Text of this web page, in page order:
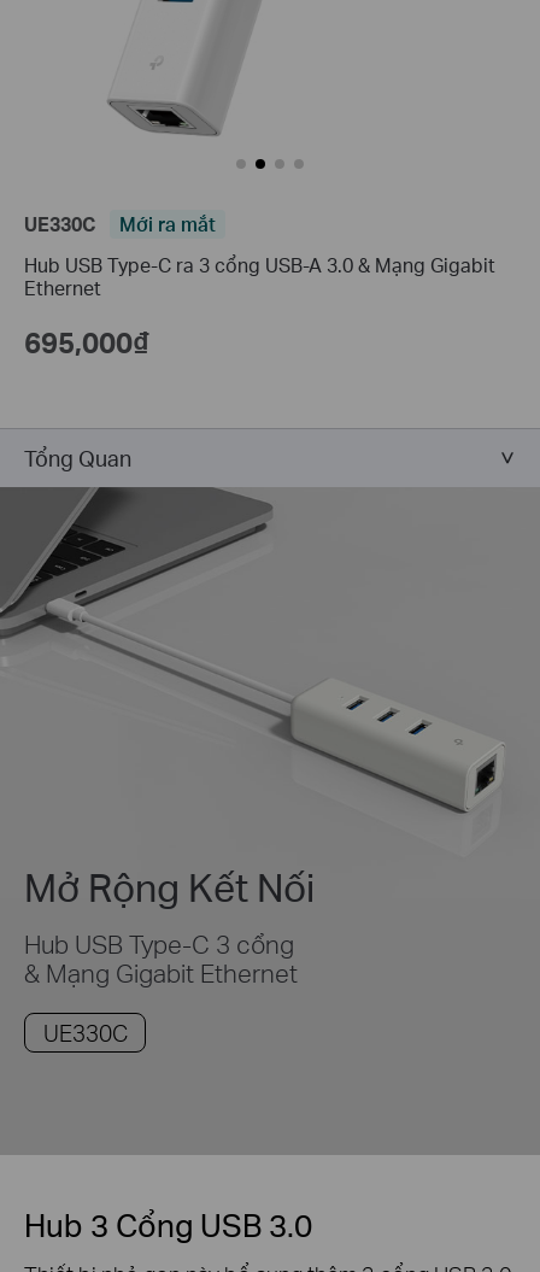
UE330C
Mới ra mắt
Hub USB Type-C ra 3 cổng USB-A 3.0 & Mạng Gigabit
Ethernet
695,000₫
Tổng Quan
Mở Rộng Kết Nối
Hub USB Type-C 3 cổng
& Mạng Gigabit Ethernet
UE330C
Hub 3 Cổng USB 3.0